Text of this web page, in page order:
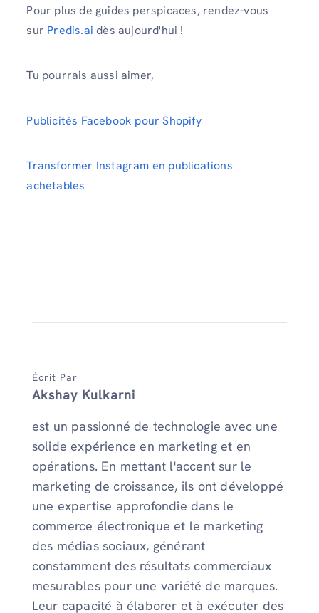
Pour plus de guides perspicaces, rendez-vous
sur Predis.ai dès aujourd'hui !
Tu pourrais aussi aimer,
Publicités Facebook pour Shopify
Transformer Instagram en publications
achetables
Écrit Par
Akshay Kulkarni
est un passionné de technologie avec une
solide expérience en marketing et en
opérations. En mettant l'accent sur le
marketing de croissance, ils ont développé
une expertise approfondie dans le
commerce électronique et le marketing
des médias sociaux, générant
constamment des résultats commerciaux
mesurables pour une variété de marques.
Leur capacité à élaborer et à exécuter des